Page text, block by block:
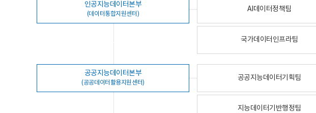
인공지능데이터본부
(데이터통합지원센터)
AI데이터정책팀
국가데이터인프라팀
공공지능데이터본부
(공공데이터활용지원센터)
공공지능데이터기획팀
지능데이터기반행정팀